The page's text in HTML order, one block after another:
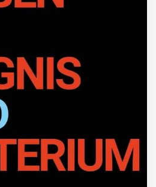
ZUM BUCH